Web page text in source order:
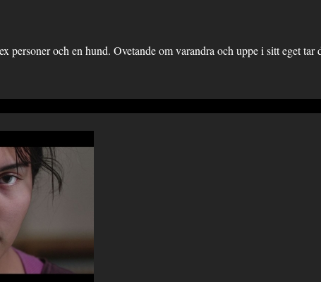
personer och en hund. Ovetande om varandra och uppe i sitt eget tar